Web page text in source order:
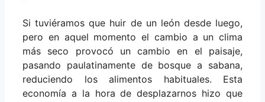
Si tuviéramos que huir de un león desde luego,
pero en aquel momento el cambio a un clima
más seco provocó un cambio en el paisaje,
pasando paulatinamente de bosque a sabana,
reduciendo los alimentos habituales. Esta
economía a la hora de desplazarnos hizo que